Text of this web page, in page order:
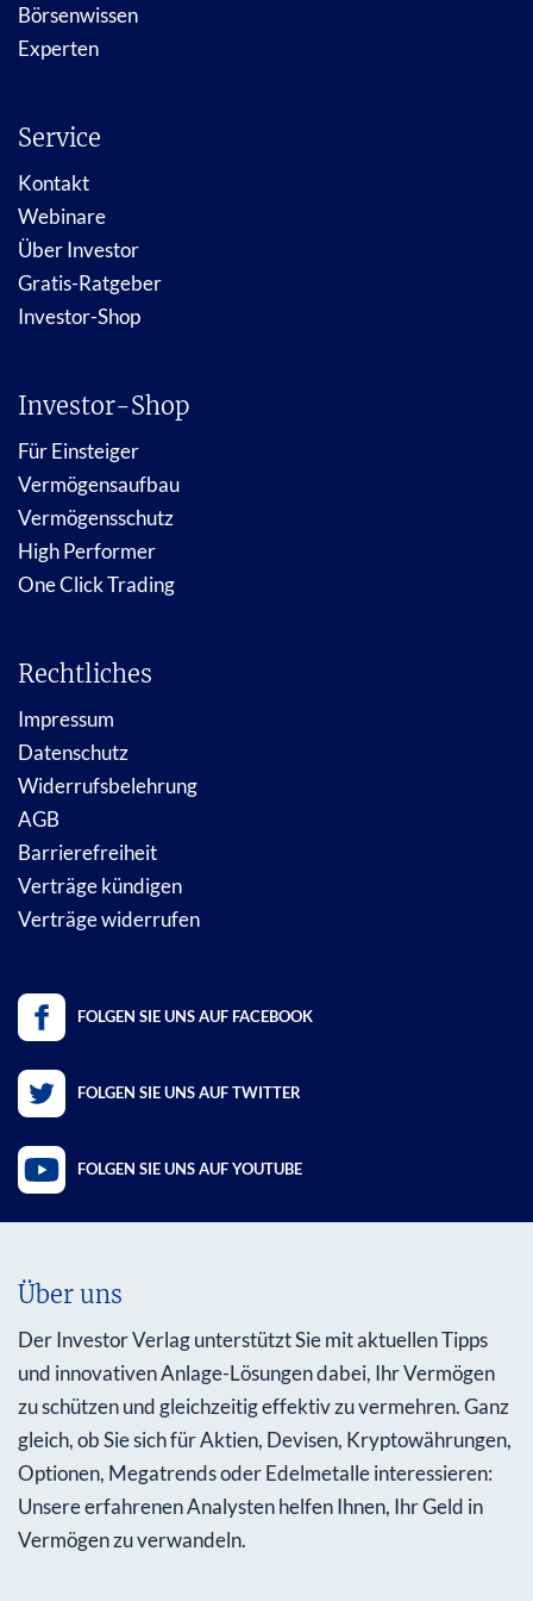
Börsenwissen
Experten
Service
Kontakt
Webinare
Über Investor
Gratis-Ratgeber
Investor-Shop
Investor-Shop
Für Einsteiger
Vermögensaufbau
Vermögensschutz
High Performer
One Click Trading
Rechtliches
Impressum
Datenschutz
Widerrufsbelehrung
AGB
Barrierefreiheit
Verträge kündigen
Verträge widerrufen
FOLGEN SIE UNS AUF FACEBOOK
FOLGEN SIE UNS AUF TWITTER
FOLGEN SIE UNS AUF YOUTUBE
Über uns
Der Investor Verlag unterstützt Sie mit aktuellen Tipps
und innovativen Anlage-Lösungen dabei, Ihr Vermögen
zu schützen und gleichzeitig effektiv zu vermehren. Ganz
gleich, ob Sie sich für Aktien, Devisen, Kryptowährungen,
Optionen, Megatrends oder Edelmetalle interessieren:
Unsere erfahrenen Analysten helfen Ihnen, Ihr Geld in
Vermögen zu verwandeln.